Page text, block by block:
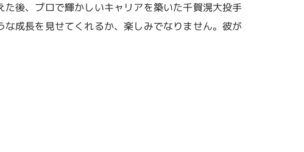
後、プロで輝かしいキャリアを築いた千賀滉大投手
成長を見せてくれるか、楽しみでなりません。彼が